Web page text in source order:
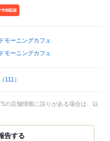
モーニングカフェ
モーニングカフェ
（111）
の店舗情報に誤りがある場合は、以
告する